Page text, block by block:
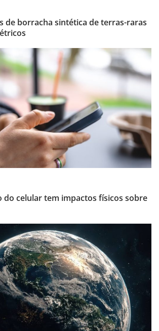
de borracha sintética de terras-raras
do celular tem impactos físicos sobre